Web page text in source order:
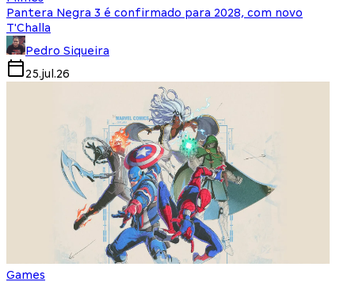
Pantera Negra 3 é confirmado para 2028, com novo
T'Challa
Pedro Siqueira
25.jul.26
Games